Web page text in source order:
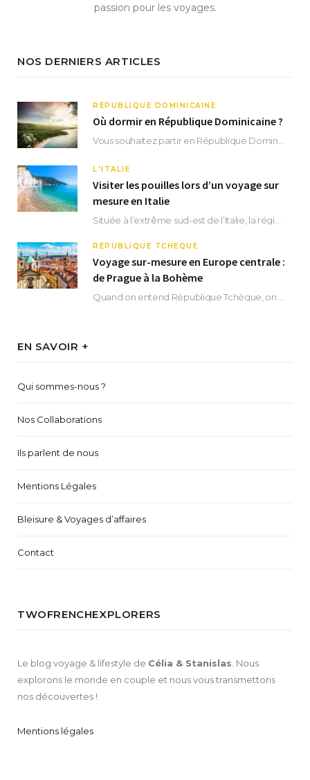
passion pour les voyages.
NOS DERNIERS ARTICLES
RÉPUBLIQUE DOMINICAINE
Où dormir en République Dominicaine ?
L'ITALIE
Visiter les pouilles lors d’un voyage sur
mesure en Italie
RÉPUBLIQUE TCHÈQUE
Voyage sur-mesure en Europe centrale :
de Prague à la Bohème
EN SAVOIR +
Qui sommes-nous ?
Nos Collaborations
Ils parlent de nous
Mentions Légales
Bleisure & Voyages d’affaires
Contact
TWOFRENCHEXPLORERS
Le blog voyage & lifestyle de Célia & Stanislas . Nous
explorons le monde en couple et nous vous transmettons
nos découvertes !
Mentions légales